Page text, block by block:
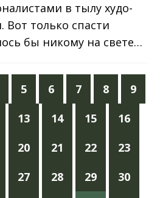
в тылу худо-
Вот только спасти
бы никому на свете…
5 6 7 8
9
13 14 15
16
20 21 22
23
27 28 29
30